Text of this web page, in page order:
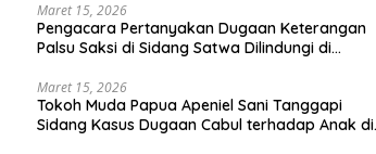
Maret 15, 2026
Pengacara Pertanyakan Dugaan Keterangan
Palsu Saksi di Sidang Satwa Dilindungi di
Maret 15, 2026
Tokoh Muda Papua Apeniel Sani Tanggapi
Sidang Kasus Dugaan Cabul terhadap Anak di